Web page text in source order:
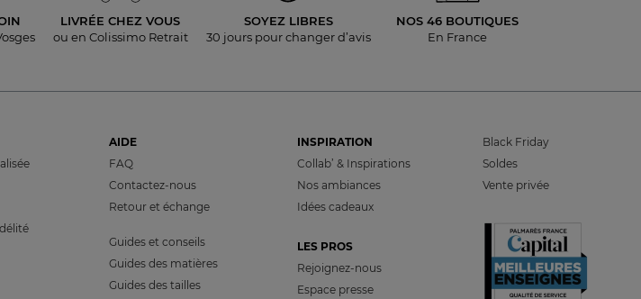
LIVRÉE CHEZ VOUS
ou en Colissimo Retrait
SOYEZ LIBRES
30 jours pourchanger d’avis
NOS 46 BOUTIQUES
En France
AIDE
FAQ
Contactez-nous
Retour et échange
Guides et conseils
Guides des matières
Guides des tailles
INSPIRATION
Collab’ & Inspirations
Nos ambiances
Idées cadeaux
LES PROS
Rejoignez-nous
Espace presse
Black Friday
Soldes
Vente privée